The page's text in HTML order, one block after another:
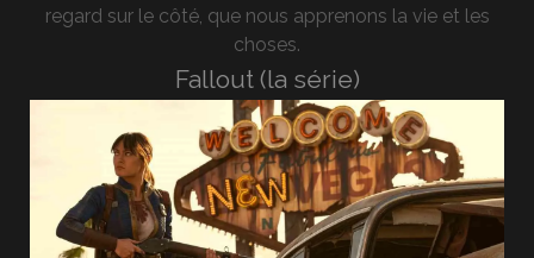
regard sur le côté, que nous apprenons la vie et les
choses.
Fallout (la série)